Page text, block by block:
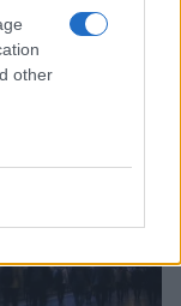
other
en la